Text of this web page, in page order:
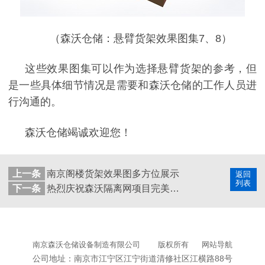
（森沃仓储：悬臂货架效果图集7、 8）
这些效果图集可以作为选择悬臂货架的参考，但
是一些具体细节情况是需要和森沃仓储的工作人员进
行沟通的。
森沃仓储竭诚欢迎您！
返回
列表
上一条 南京阁楼货架效果图多方位展示
下一条
热烈庆祝森沃隔离网项目完美收工
南京森沃仓储设备制造有限公司 版权所有
网站导航
公司地址：南京市江宁区江宁街道清修社区江横路88号